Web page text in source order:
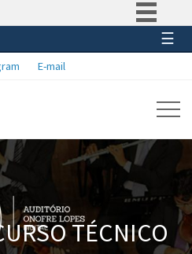
Simplifique!
Acesso à informação
Legislação
Canais
☰
E-mail
TÉCNICO